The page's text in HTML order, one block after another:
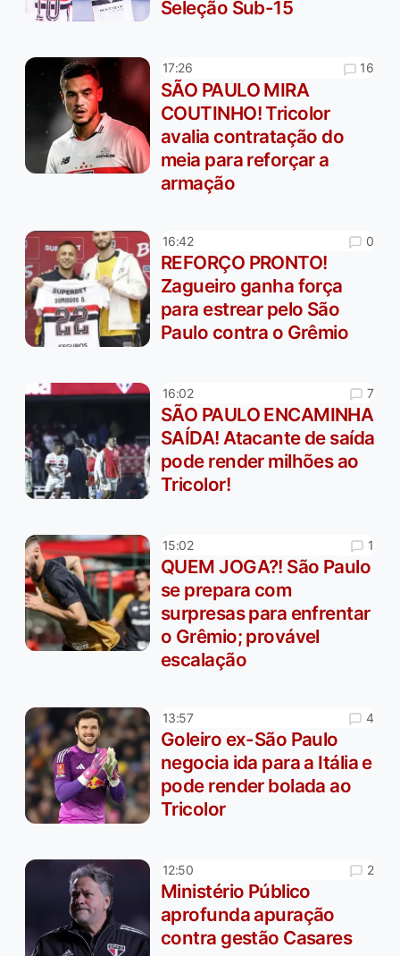
Seleção Sub-15
17:26 16
SÃO PAULO MIRA
COUTINHO! Tricolor
avalia contratação do
meia para reforçar a
armação
16:42 0
REFORÇO PRONTO!
Zagueiro ganha força
para estrear pelo São
Paulo contra o Grêmio
16:02 7
SÃO PAULO ENCAMINHA
SAÍDA! Atacante de saída
pode render milhões ao
Tricolor!
15:02 1
QUEM JOGA?! São Paulo
se prepara com
surpresas para enfrentar
o Grêmio; provável
escalação
13:57 4
Goleiro ex-São Paulo
negocia ida para a Itália e
pode render bolada ao
Tricolor
12:50 2
Ministério Público
aprofunda apuração
contra gestão Casares